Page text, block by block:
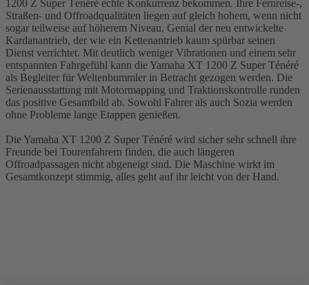
1200 Z Super Ténéré echte Konkurrenz bekommen. Ihre Fernreise-,
Straßen- und Offroadqualitäten liegen auf gleich hohem, wenn nicht
sogar teilweise auf höherem Niveau. Genial der neu entwickelte
Kardanantrieb, der wie ein Kettenantrieb kaum spürbar seinen
Dienst verrichtet. Mit deutlich weniger Vibrationen und einem sehr
entspannten Fahrgefühl kann die Yamaha XT 1200 Z Super Ténéré
als Begleiter für Weltenbummler in Betracht gezogen werden. Die
Serienausstattung mit Motormapping und Traktionskontrolle runden
das positive Gesamtbild ab. Sowohl Fahrer als auch Sozia werden
ohne Probleme lange Etappen genießen.
Die Yamaha XT 1200 Z Super Ténéré wird sicher sehr schnell ihre
Freunde bei Tourenfahrern finden, die auch längeren
Offroadpassagen nicht abgeneigt sind. Die Maschine wirkt im
Gesamtkonzept stimmig, alles geht auf ihr leicht von der Hand.